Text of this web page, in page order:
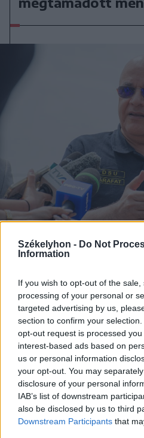
Székelyhon - Do Not
Information
If you wish to opt-out of the
processing of your personal or
targeted advertising by us,
section to confirm your
opt-out request is processed
interest-based ads based on
us or personal information
your opt-out. You may
disclosure of your personal
IAB’s list of downstream
also be disclosed by us to third
Downstream Participants that
2026. augusztus 09.,
életmentők elleni